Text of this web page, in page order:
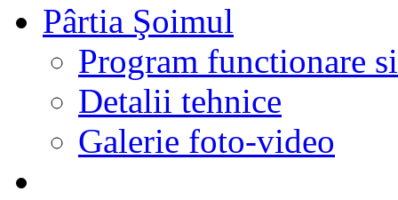
Pârtia Şoimul
Program functionare
Detalii tehnice
Galerie foto-video